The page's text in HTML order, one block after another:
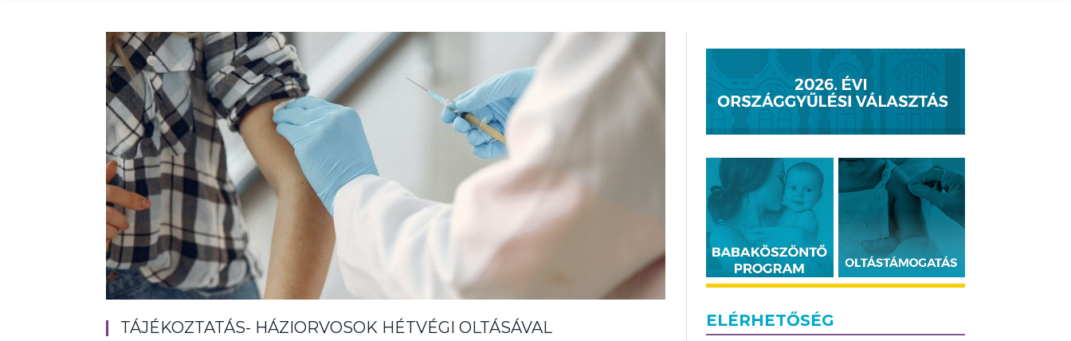
TÁJÉKOZTATÁS- HÁZIORVOSOK HÉTVÉGI OLTÁSÁVAL
ELÉRHETŐSÉG